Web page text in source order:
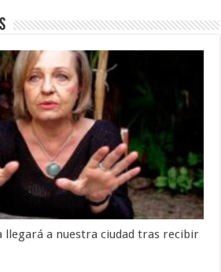
llegará a nuestra ciudad tras recibir